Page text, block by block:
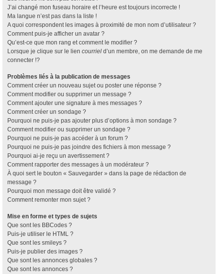
J’ai changé mon fuseau horaire et l’heure est toujours incorrecte !
Ma langue n’est pas dans la liste !
A quoi correspondent les images à proximité de mon nom d’utilisateur ?
Comment puis-je afficher un avatar ?
Qu’est-ce que mon rang et comment le modifier ?
Lorsque je clique sur le lien courriel d’un membre, on me demande de me
connecter !?
Problèmes liés à la publication de messages
Comment créer un nouveau sujet ou poster une réponse ?
Comment modifier ou supprimer un message ?
Comment ajouter une signature à mes messages ?
Comment créer un sondage ?
Pourquoi ne puis-je pas ajouter plus d’options à mon sondage ?
Comment modifier ou supprimer un sondage ?
Pourquoi ne puis-je pas accéder à un forum ?
Pourquoi ne puis-je pas joindre des fichiers à mon message ?
Pourquoi ai-je reçu un avertissement ?
Comment rapporter des messages à un modérateur ?
À quoi sert le bouton « Sauvegarder » dans la page de rédaction de
message ?
Pourquoi mon message doit être validé ?
Comment remonter mon sujet ?
Mise en forme et types de sujets
Que sont les BBCodes ?
Puis-je utiliser le HTML ?
Que sont les smileys ?
Puis-je publier des images ?
Que sont les annonces globales ?
Que sont les annonces ?